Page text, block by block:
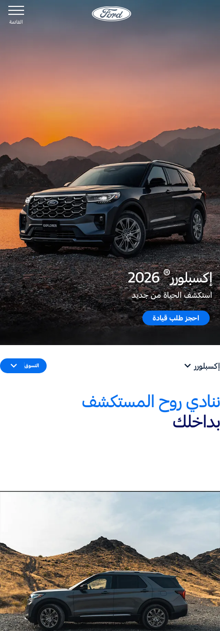
القائمة
إكسبلورر®
2026
استكشف الحياة من جديد
احجز طلب قيادة
إكسبلورر التسوق
ننادي روح المستكشف
بداخلك